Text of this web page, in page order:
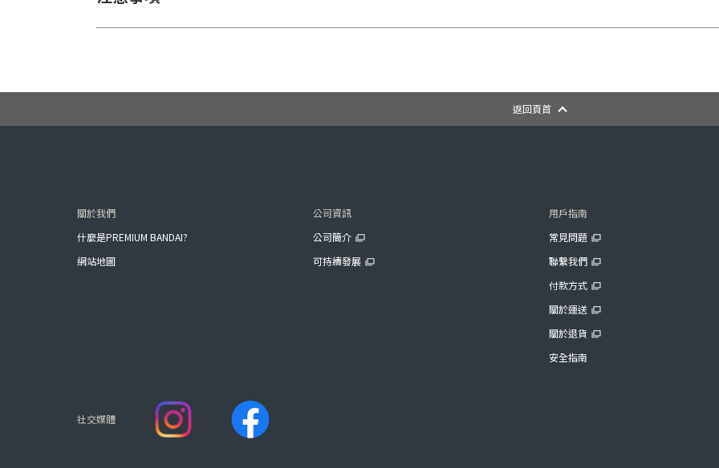
返回頁首
關於我們
什麼是PREMIUM BANDAI?
網站地圖
公司資訊
公司簡介
可持續發展
用戶指南
常見問題
聯繫我們
付款方式
關於運送
關於退貨
安全指南
社交媒體